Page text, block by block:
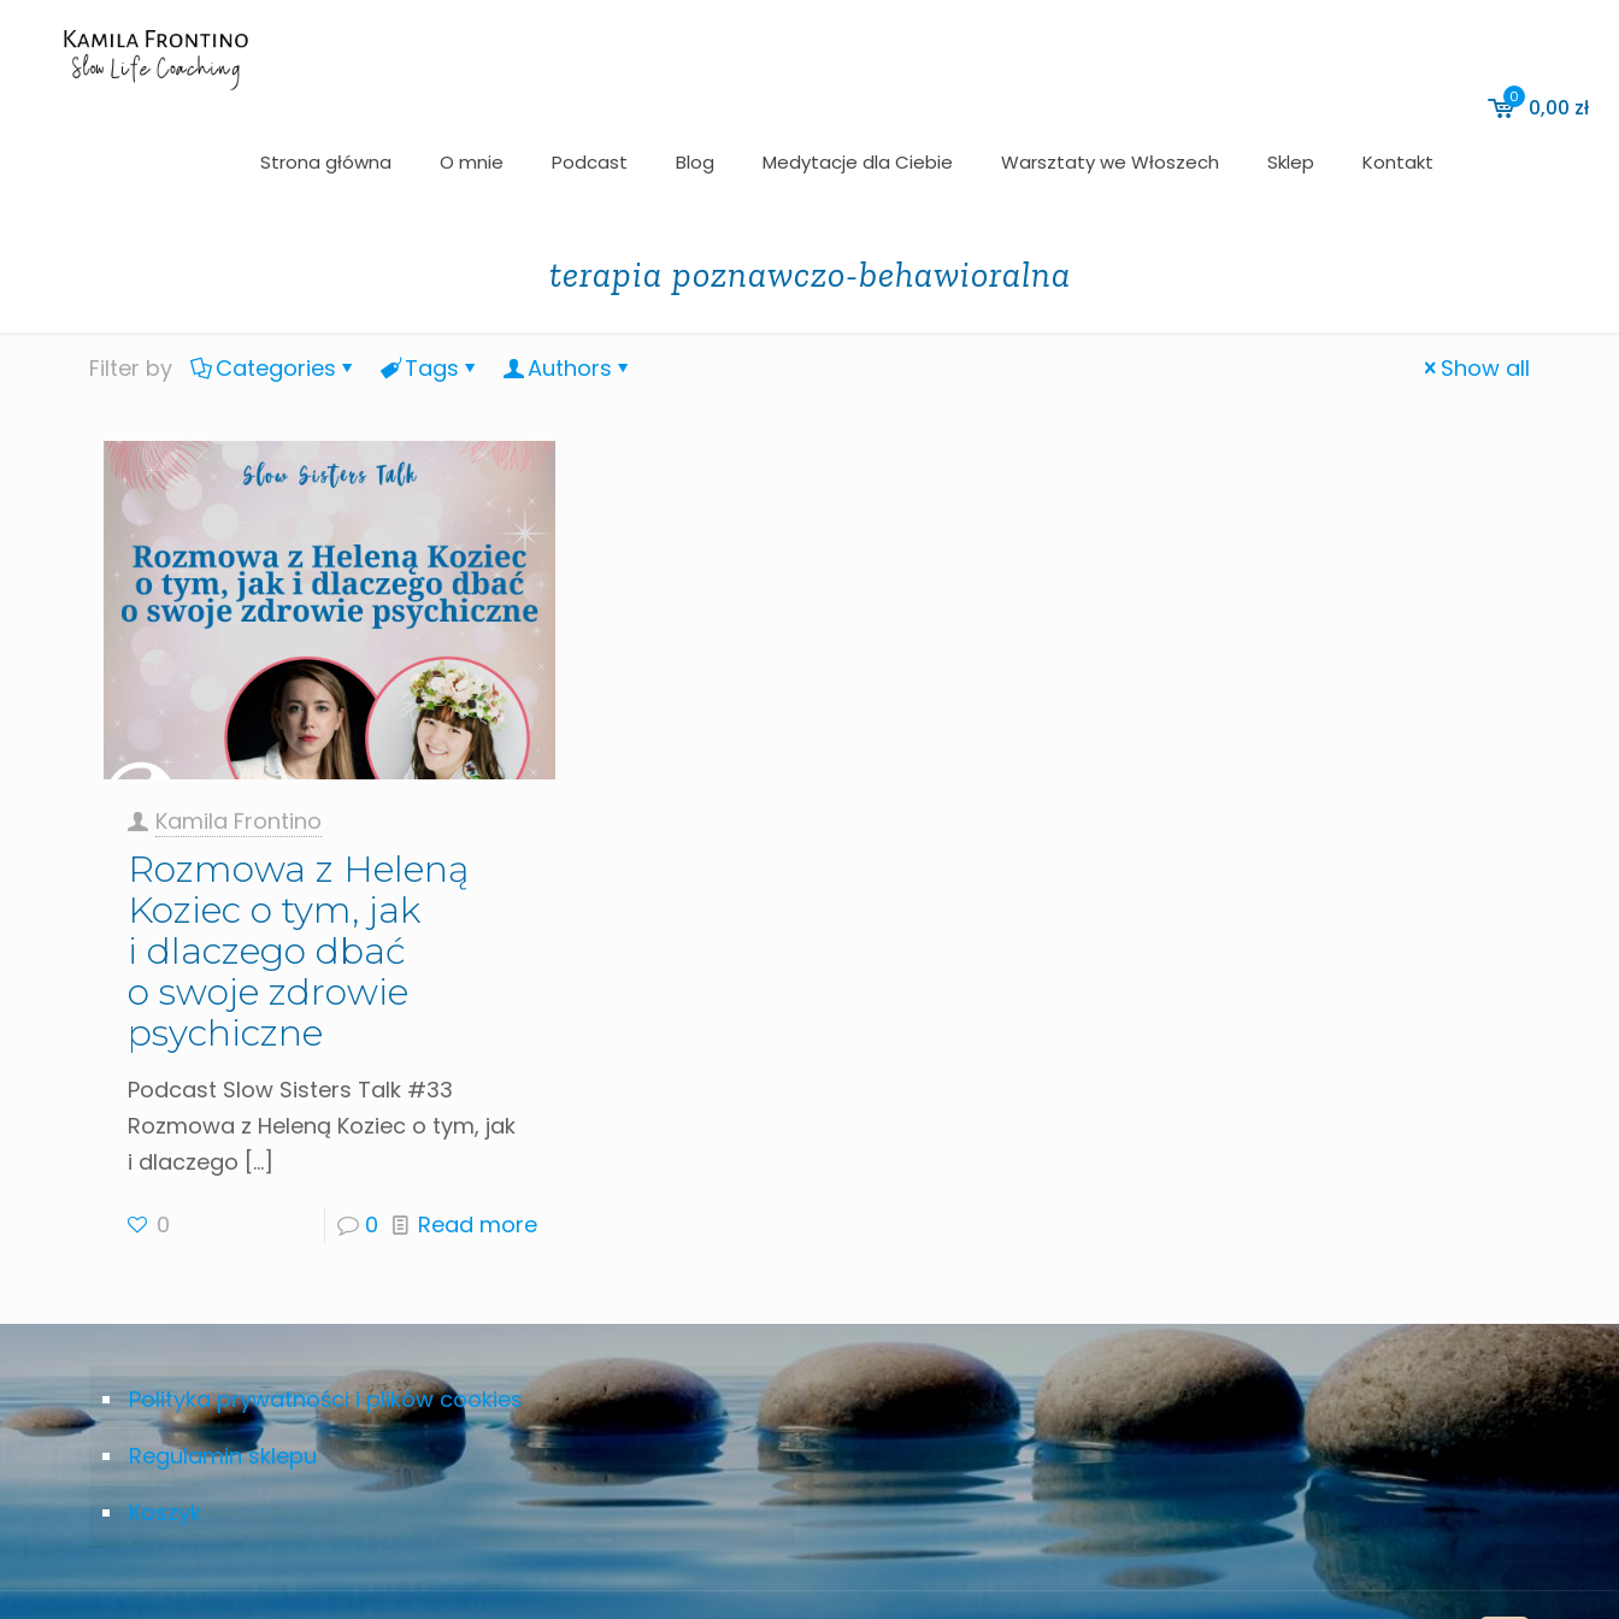
Strona główna O mnie Podcast Blog Medytacje dla Ciebie Warsztaty we Włoszech Sklep Kontakt
0 0,00 zł
terapia poznawczo-behawioralna
Filter by Categories Tags Authors Show all
Kamila Frontino
Rozmowa z Heleną
Koziec o tym, jak
i dlaczego dbać
o swoje zdrowie
psychiczne
Podcast Slow Sisters Talk #33
Rozmowa z Heleną Koziec o tym, jak
i dlaczego […]
0 0 Read more
Polityka prywatności i plików cookies
Regulamin sklepu
Koszyk